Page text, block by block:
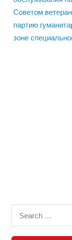
Советом
партию
зоне